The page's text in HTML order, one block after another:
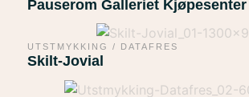
Pauserom Galleriet
UTSTMYKKING / DATAFRES
Skilt-Jovial